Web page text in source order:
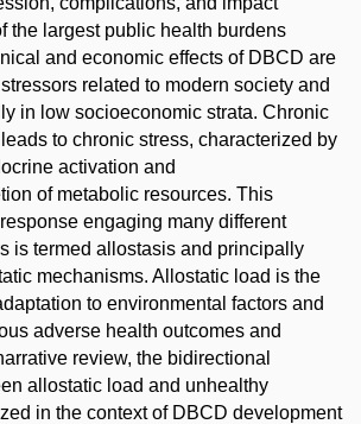
the largest public health burdens
and economic effects of DBCD are
related to modern society and
in low socioeconomic strata. Chronic
to chronic stress, characterized by
activation and
of metabolic resources. This
engaging many different
is termed allostasis and principally
mechanisms. Allostatic load is the
to environmental factors and
adverse health outcomes and
review, the bidirectional
allostatic load and unhealthy
in the context of DBCD development